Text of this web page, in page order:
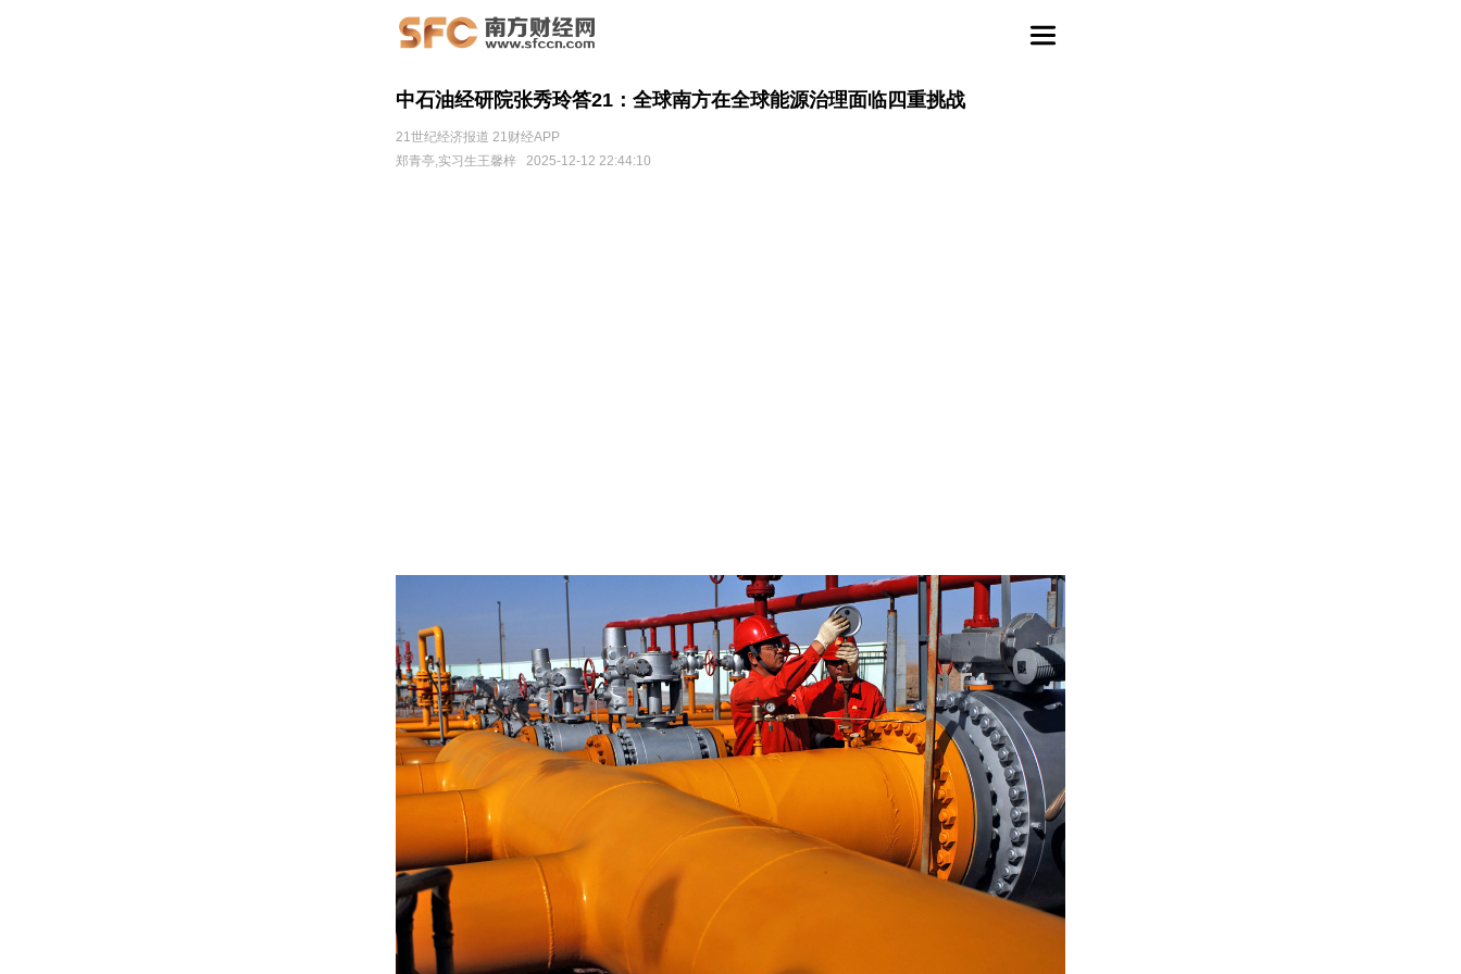
中石油经研院张秀玲答21：全球南方在全球能源治理面临四重挑战
21世纪经济报道 21财经APP
郑青亭,实习生王馨梓
2025-12-12 22:44:10